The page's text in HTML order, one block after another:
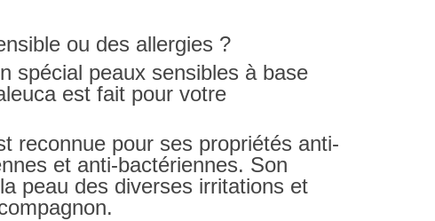
ou des allergies ?
spécial peaux sensibles à base
est fait pour votre
reconnue pour ses propriétés anti-
et anti-bactériennes. Son
peau des diverses irritations et